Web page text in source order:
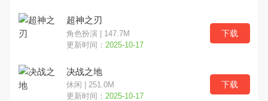
超神之刃
角色扮演 | 147.7M
更新时间： 2025-10-17
下载
决战之地
休闲 | 251.0M
更新时间： 2025-10-17
下载